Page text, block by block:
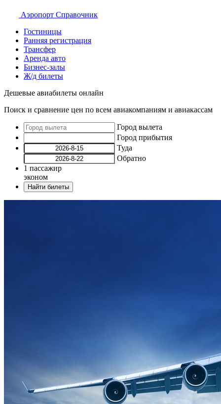
Аэропорт Справочник
Гостиницы
Ранняя регистрация
Трансфер
Аренда авто
Бизнес-залы
Ж/д билеты
Дешевые авиабилеты онлайн
Поиск и сравнение цен по всем авиакомпаниям и авиакассам
Город вылета
Город прибытия
Туда
Обратно
1 пассажир
эконом
Найти билеты